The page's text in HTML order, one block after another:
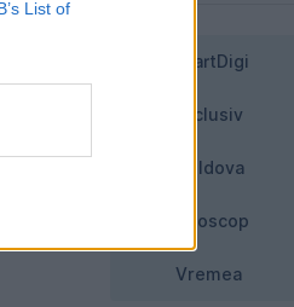
List of
SmartDigi
Exclusiv
Moldova
Horoscop
Vremea